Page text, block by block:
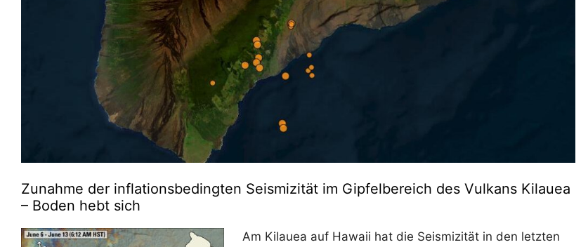
Zunahme der inflationsbedingten Seismizität im Gipfelbereich des Vulkans Kilauea
– Boden hebt sich
Am Kilauea auf Hawaii hat die Seismizität in den letzten